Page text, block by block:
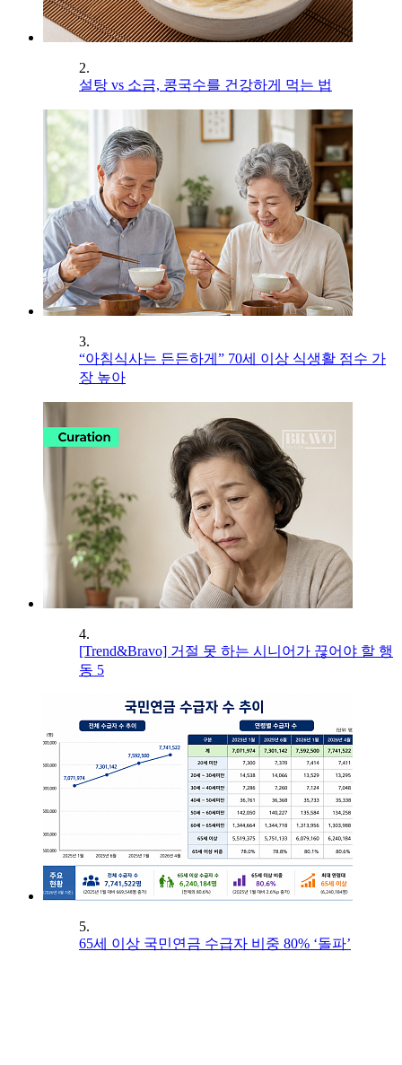
2.
설탕 vs 소금, 콩국수를 건강하게 먹는 법
3.
“아침식사는 든든하게” 70세 이상 식생활 점수 가
장 높아
4.
[Trend&Bravo] 거절 못 하는 시니어가 끊어야 할 행
동 5
5.
65세 이상 국민연금 수급자 비중 80% ‘돌파’